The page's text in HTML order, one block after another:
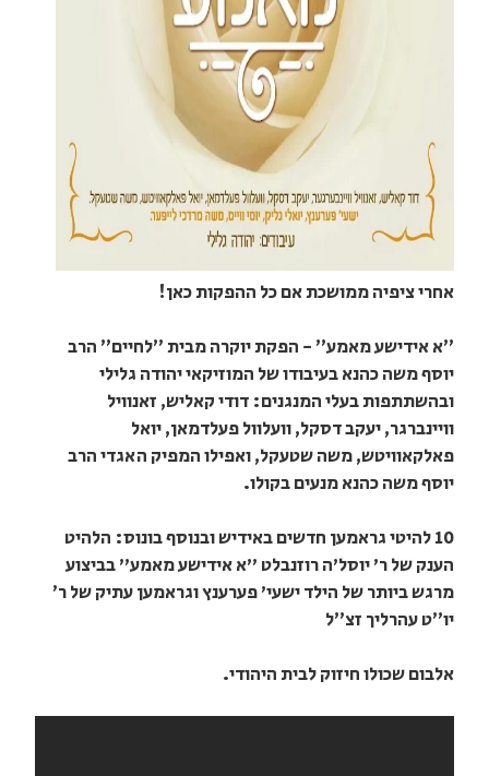
אחרי ציפיה ממושכת אם כל ההפקות כאן!
״א אידישע מאמע״ - הפקת יוקרה מבית ״לחיים״ הרב
יוסף משה כהנא בעיבודו של המוזיקאי יהודה גלילי
ובהשתתפות בעלי המנגנים: דודי קאליש, זאנוויל
וויינברגר, יעקב דסקל, וועלוול פעלדמאן, יואל
פאלקאוויטש, משה שטעקל, ואפילו המפיק האגדי הרב
יוסף משה כהנא מנעים בקולו.
10 להיטי גראמען חדשים באידיש ובנוסף בונוס: הלהיט
הענק של ר' יוסל'ה רוזנבלט "א אידישע מאמע" בביצוע
מרגש ביותר של הילד ישעי' פערענץ וגראמען עתיק של ר׳
יו״ט עהרליך זצ״ל
אלבום שכולו חיזוק לבית היהודי.